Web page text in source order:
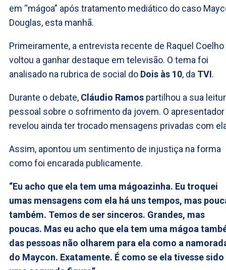
em “mágoa” após tratamento mediático do caso
Douglas, esta manhã.
Primeiramente, a entrevista recente de Raquel Coelho
voltou a ganhar destaque em televisão. O tema foi
analisado na rubrica de social do Dois às 10, da TVI.
Durante o debate, Cláudio Ramos partilhou a sua
pessoal sobre o sofrimento da jovem. O apresentador
revelou ainda ter trocado mensagens privadas com
Assim, apontou um sentimento de injustiça na forma
como foi encarada publicamente.
“Eu acho que ela tem uma mágoazinha. Eu troquei
umas mensagens com ela há uns tempos, mas
também. Temos de ser sinceros. Grandes, mas
poucas. Mas eu acho que ela tem uma mágoa
das pessoas não olharem para ela como a
do Maycon. Exatamente. É como se ela tivesse sido